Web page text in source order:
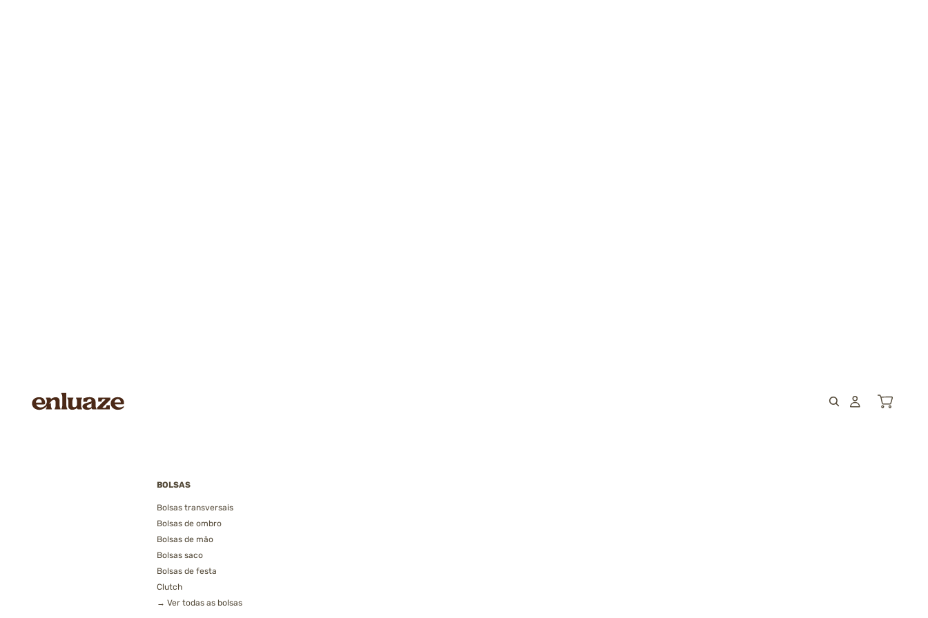
BOLSAS
Bolsas transversais
Bolsas de ombro
Bolsas de mão
Bolsas saco
Bolsas de festa
Clutch
→ Ver todas as bolsas